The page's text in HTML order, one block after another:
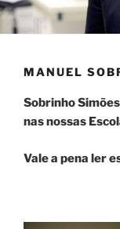
MANUEL
Sobrinho
nas nossas
Vale a pena ler